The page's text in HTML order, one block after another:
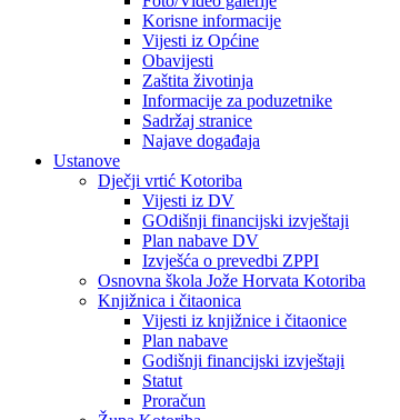
Korisne informacije
Vijesti iz Općine
Obavijesti
Zaštita životinja
Informacije za poduzetnike
Sadržaj stranice
Najave događaja
Ustanove
Dječji vrtić Kotoriba
Vijesti iz DV
GOdišnji financijski izvještaji
Plan nabave DV
Izvješća o prevedbi ZPPI
Osnovna škola Jože Horvata Kotoriba
Knjižnica i čitaonica
Vijesti iz knjižnice i čitaonice
Plan nabave
Godišnji financijski izvještaji
Statut
Proračun